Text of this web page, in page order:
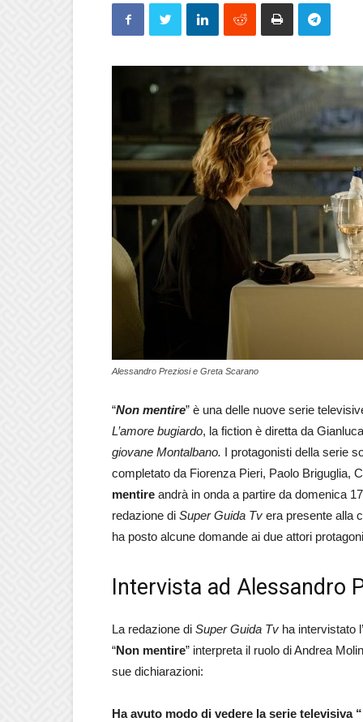
Alessandro Preziosi e Greta Scarano
“Non mentire” è una delle nuove serie
L’amore bugiardo, la fiction è diretta da
giovane Montalbano. I protagonisti della serie
completato da Fiorenza Pieri, Paolo Briguglia,
mentire andrà in onda a partire da domenica
redazione di Super Guida Tv era presente alla
ha posto alcune domande ai due attori
Intervista ad Alessandro
La redazione di Super Guida Tv ha intervistato
“Non mentire” interpreta il ruolo di Andrea
sue dichiarazioni:
Ha avuto modo di vedere la serie televisiva